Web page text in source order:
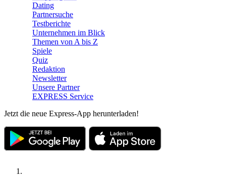
Dating
Partnersuche
Testberichte
Unternehmen im Blick
Themen von A bis Z
Spiele
Quiz
Redaktion
Newsletter
Unsere Partner
EXPRESS Service
Jetzt die neue Express-App herunterladen!